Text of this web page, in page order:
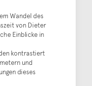
Wandel des
von Dieter
Einblicke in
kontrastiert
und
dieses